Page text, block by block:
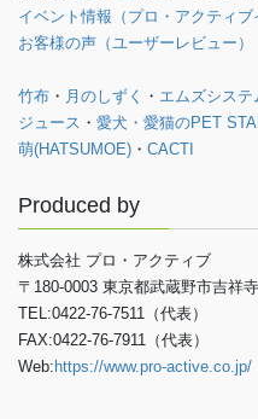
イベント情報（プロ・アクティブ
お客様の声（ユーザーレビュー）
竹布 ・ 月のしずく ・ エムズシス
ジュース ・ 愛犬・愛猫のPET
萌(HATSUMOE) ・ CACTI
Produced by
株式会社 プロ・アクティブ
〒180-0003 東京都武蔵野市吉祥
TEL:0422-76-7511（代表）
FAX:0422-76-7911（代表）
Web:https://www.pro-active.co.jp/